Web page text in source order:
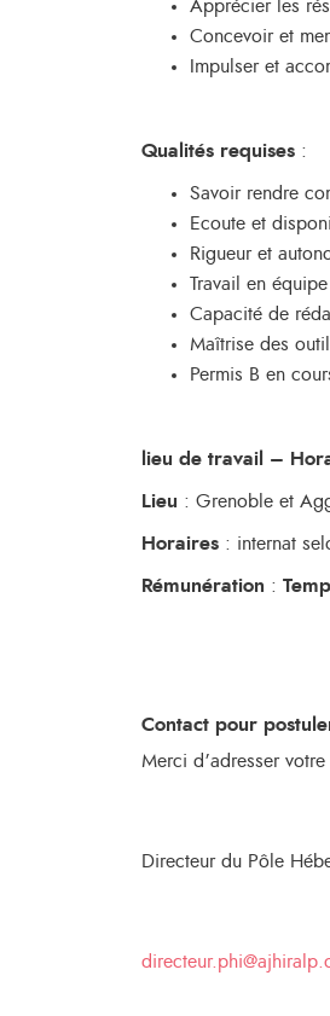
Apprécier les
Concevoir et
Impulser et
Qualités requises :
Savoir rendre
Ecoute et
Rigueur et
Travail en équipe
Capacité de
Maîtrise des
Permis B en
lieu de travail –
Lieu : Grenoble et
Horaires : internat
Rémunération :
Contact pour
Merci d’adresser
Directeur du Pôle